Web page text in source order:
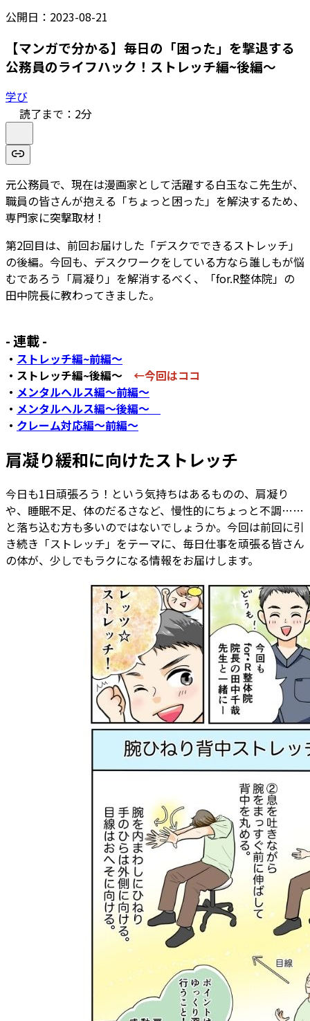
公開日： 2023-08-21
【マンガで分かる】毎日の「困った」を撃退する
公務員のライフハック！ストレッチ編~後編～
学び
読了まで： 2分
元公務員で、現在は漫画家として活躍する白玉なこ先生が、
職員の皆さんが抱える「ちょっと困った」を解決するため、
専門家に突撃取材！
第2回目は、前回お届けした「デスクでできるストレッチ」
の後編。今回も、デスクワークをしている方なら誰しもが悩
むであろう「肩凝り」を解消するべく、「for.R整体院」の
田中院長に教わってきました。
- 連載 -
・ ストレッチ編~前編～
・ストレッチ編~後編～ ←今回はココ
・ メンタルヘルス編～前編～
・ メンタルヘルス編～後編～
・ クレーム対応編～前編～
肩凝り緩和に向けたストレッチ
今日も1日頑張ろう！という気持ちはあるものの、肩凝り
や、睡眠不足、体のだるさなど、慢性的にちょっと不調……
と落ち込む方も多いのではないでしょうか。今回は前回に引
き続き「ストレッチ」をテーマに、毎日仕事を頑張る皆さん
の体が、少しでもラクになる情報をお届けします。